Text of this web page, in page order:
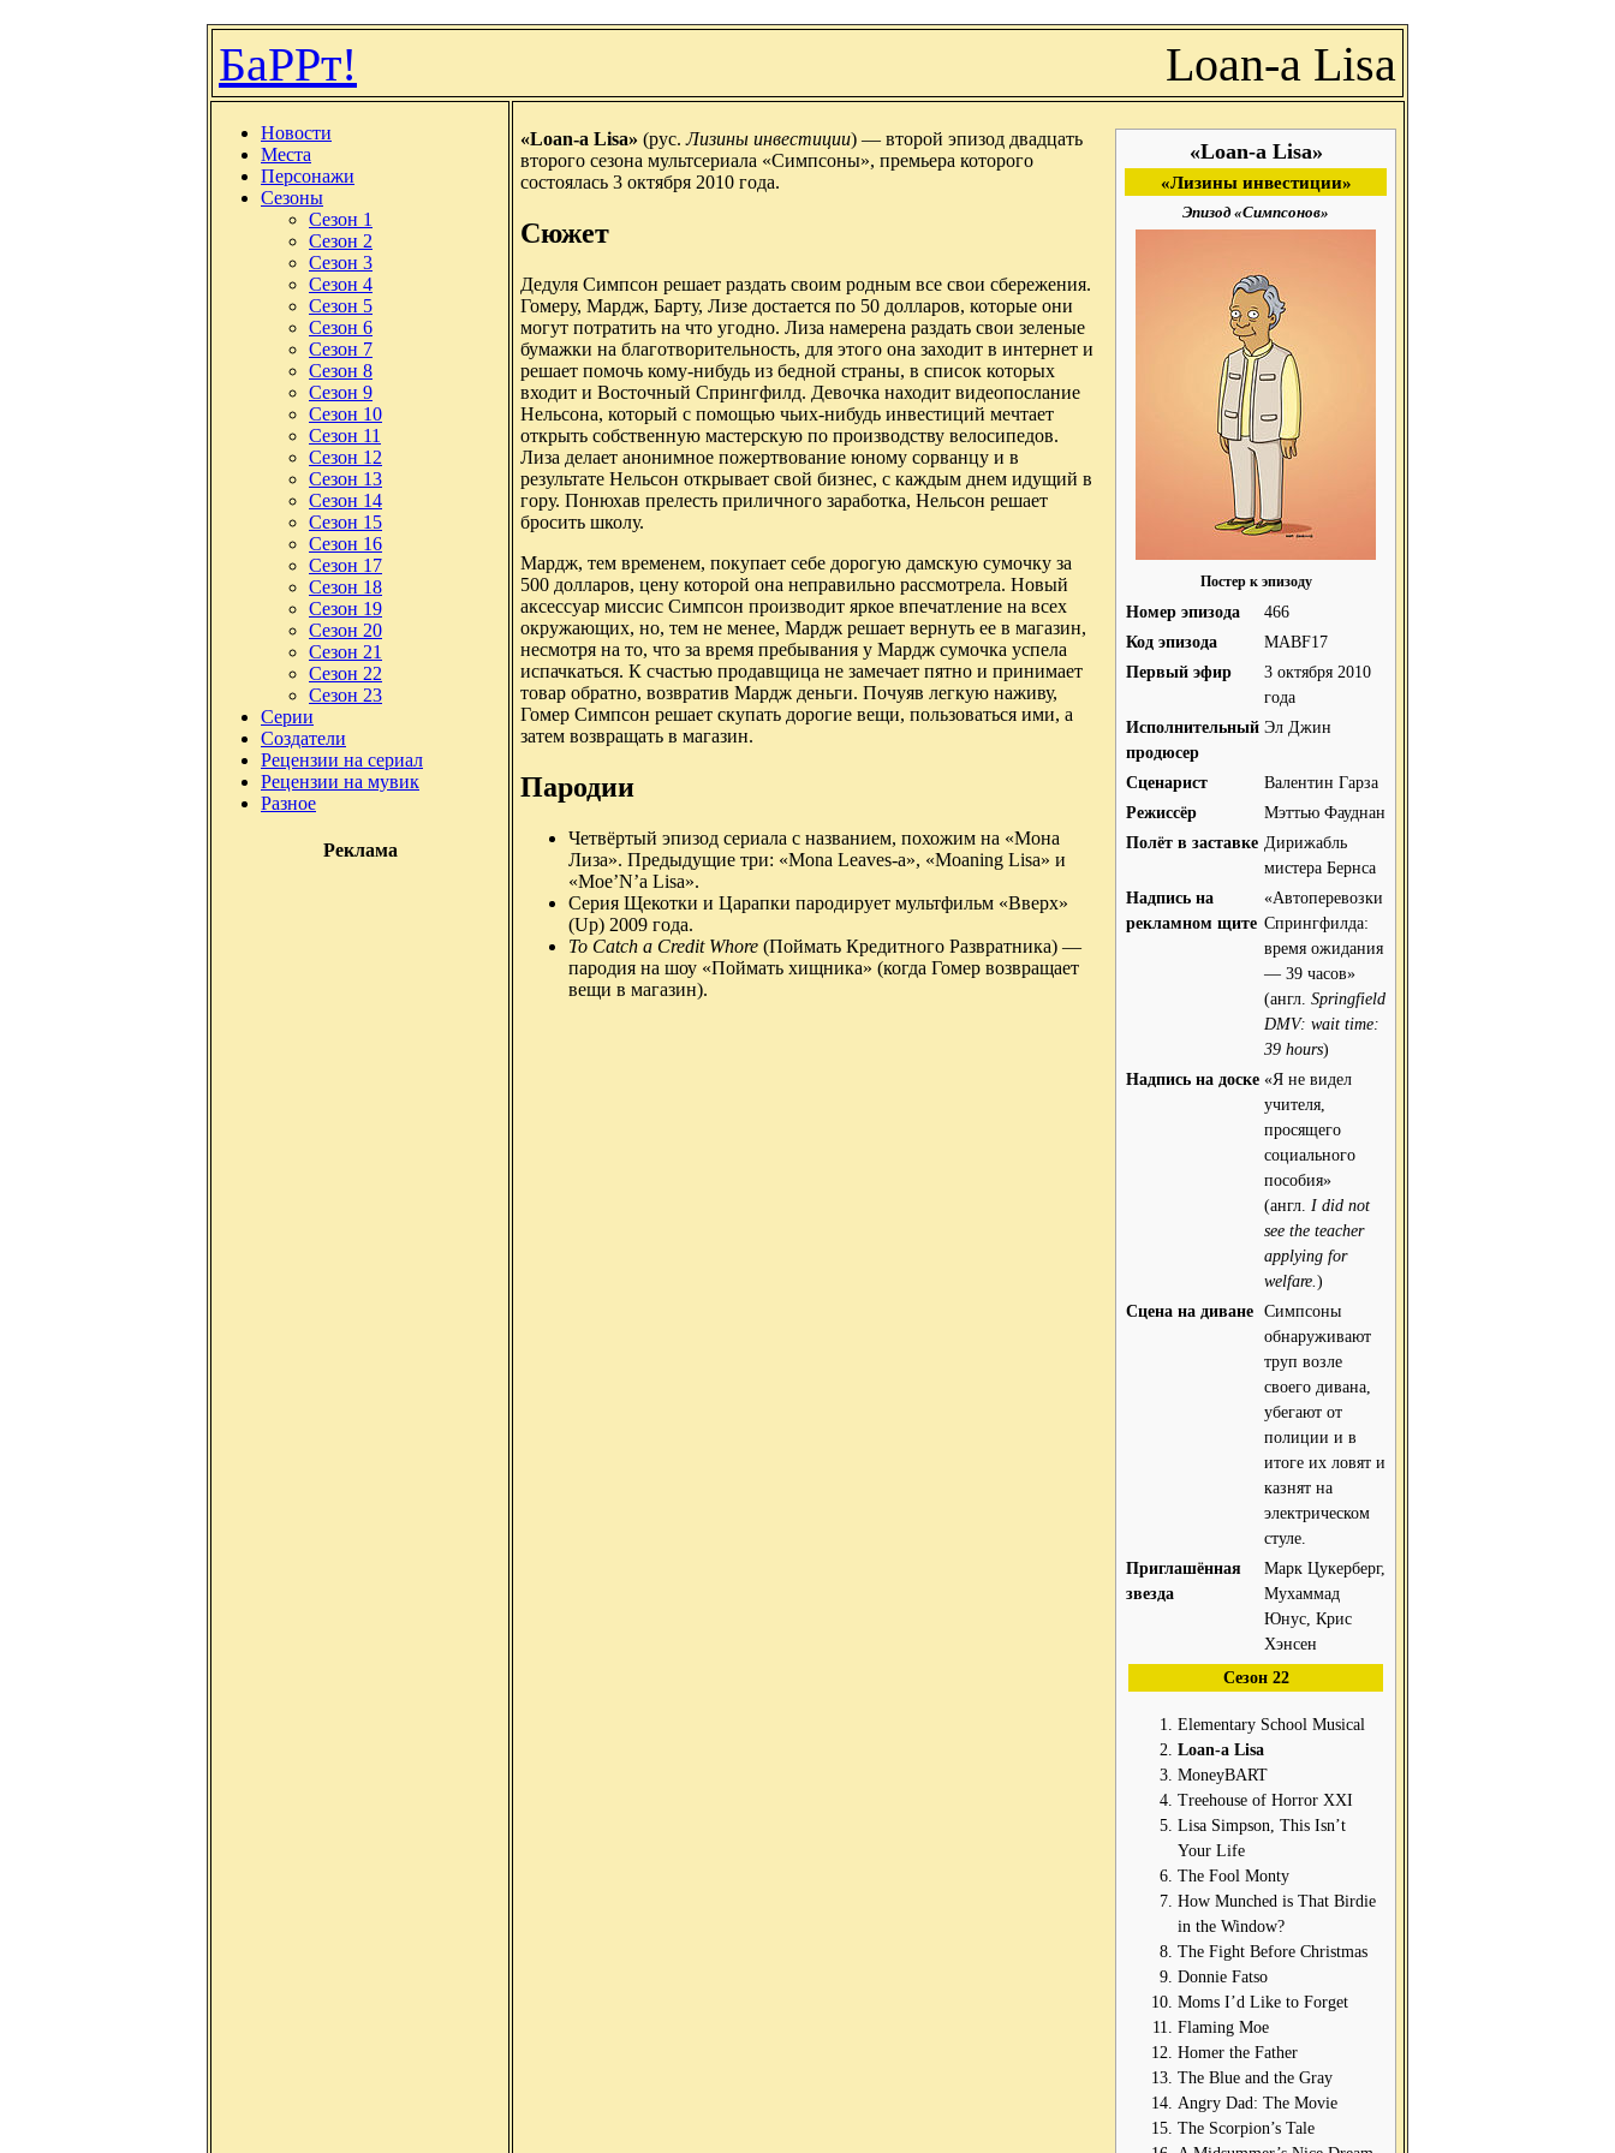
БаРРт! Loan-a Lisa
Новости
Места
Персонажи
Сезоны
Сезон 1
Сезон 2
Сезон 3
Сезон 4
Сезон 5
Сезон 6
Сезон 7
Сезон 8
Сезон 9
Сезон 10
Сезон 11
Сезон 12
Сезон 13
Сезон 14
Сезон 15
Сезон 16
Сезон 17
Сезон 18
Сезон 19
Сезон 20
Сезон 21
Сезон 22
Сезон 23
Серии
Создатели
Рецензии на сериал
Рецензии на мувик
Разное
Реклама
«Loan-a Lisa»
«Лизины инвестиции»
Эпизод «Симпсонов»
Постер к эпизоду
Номер эпизода
466
Код эпизода
MABF17
Первый эфир
3 октября 2010
года
Исполнительный
продюсер
Эл Джин
Сценарист
Валентин Гарза
Режиссёр
Мэттью Фауднан
Полёт в заставке Дирижабль
мистера Бернса
Надпись на
рекламном щите
«Автоперевозки
Спрингфилда:
время ожидания
— 39 часов»
(англ. Springfield
DMV: wait time:
39 hours)
Надпись на доске «Я не видел
учителя,
просящего
социального
пособия»
(англ. I did not
see the teacher
applying for
welfare. )
Сцена на диване Симпсоны
обнаруживают
труп возле
своего дивана,
убегают от
полиции и в
итоге их ловят и
казнят на
электрическом
стуле.
Приглашённая
звезда
Марк Цукерберг,
Мухаммад
Юнус, Крис
Хэнсен
Сезон 22
Elementary School Musical
Loan-a Lisa
MoneyBART
Treehouse of Horror XXI
Lisa Simpson, This Isn’t
Your Life
The Fool Monty
How Munched is That Birdie
in the Window?
The Fight Before Christmas
Donnie Fatso
Moms I’d Like to Forget
Flaming Moe
Homer the Father
The Blue and the Gray
Angry Dad: The Movie
The Scorpion’s Tale
«Loan-a Lisa» (рус.Лизины инвестиции) — второй эпизод двадцать
второго сезона мультсериала «Симпсоны», премьера которого
состоялась 3 октября 2010 года.
Сюжет
Дедуля Симпсон решает раздать своим родным все свои сбережения.
Гомеру, Мардж, Барту, Лизе достается по 50 долларов, которые они
могут потратить на что угодно. Лиза намерена раздать свои зеленые
бумажки на благотворительность, для этого она заходит в интернет и
решает помочь кому-нибудь из бедной страны, в список которых
входит и Восточный Спрингфилд. Девочка находит видеопослание
Нельсона, который с помощью чьих-нибудь инвестиций мечтает
открыть собственную мастерскую по производству велосипедов.
Лиза делает анонимное пожертвование юному сорванцу и в
результате Нельсон открывает свой бизнес, с каждым днем идущий в
гору. Понюхав прелесть приличного заработка, Нельсон решает
бросить школу.
Мардж, тем временем, покупает себе дорогую дамскую сумочку за
500 долларов, цену которой она неправильно рассмотрела. Новый
аксессуар миссис Симпсон производит яркое впечатление на всех
окружающих, но, тем не менее, Мардж решает вернуть ее в магазин,
несмотря на то, что за время пребывания у Мардж сумочка успела
испачкаться. К счастью продавщица не замечает пятно и принимает
товар обратно, возвратив Мардж деньги. Почуяв легкую наживу,
Гомер Симпсон решает скупать дорогие вещи, пользоваться ими, а
затем возвращать в магазин.
Пародии
Четвёртый эпизод сериала с названием, похожим на «Мона
Лиза». Предыдущие три: «Mona Leaves-a», «Moaning Lisa» и
«Moe’N’a Lisa».
Серия Щекотки и Царапки пародирует мультфильм «Вверх»
(Up) 2009 года.
To Catch a Credit Whore (Поймать Кредитного Развратника) —
пародия на шоу «Поймать хищника» (когда Гомер возвращает
вещи в магазин).